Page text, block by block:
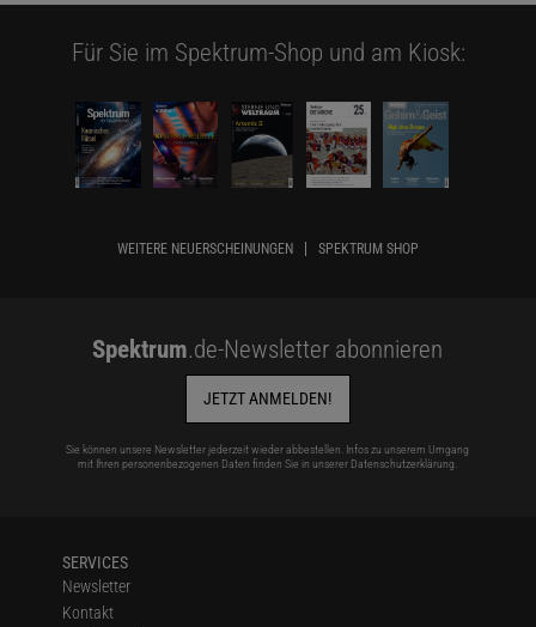
Für Sie im Spektrum-Shop und am Kiosk:
WEITERE NEUERSCHEINUNGEN SPEKTRUM SHOP
Spektrum.de-Newsletter abonnieren
JETZT ANMELDEN!
Sie können unsere Newsletter jederzeit wieder abbestellen. Infos zu unserem Umgang
mit Ihren personenbezogenen Daten finden Sie in unserer Datenschutzerklärung
SERVICES
Newsletter
Kontakt